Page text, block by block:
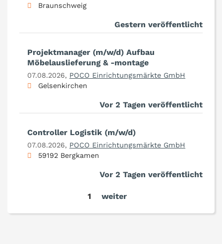
Braunschweig
Gestern veröffentlicht
Projektmanager (m/w/d) Aufbau
Möbelauslieferung & -montage
07.08.2026, POCO Einrichtungsmärkte GmbH
Gelsenkirchen
Vor 2 Tagen veröffentlicht
Controller Logistik (m/w/d)
07.08.2026, POCO Einrichtungsmärkte GmbH
59192 Bergkamen
Vor 2 Tagen veröffentlicht
1 weiter